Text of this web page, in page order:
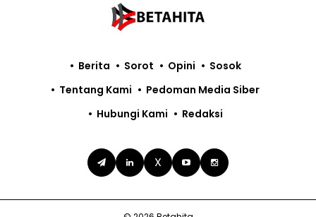
X
Berita Sorot Opini
Sosok
Tentang Kami
Pedoman Media Siber
Hubungi Kami
Redaksi